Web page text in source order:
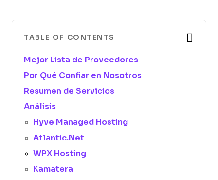
TABLE OF CONTENTS
Mejor Lista de Proveedores
Por Qué Confiar en Nosotros
Resumen de Servicios
Análisis
Hyve Managed Hosting
Atlantic.Net
WPX Hosting
Kamatera